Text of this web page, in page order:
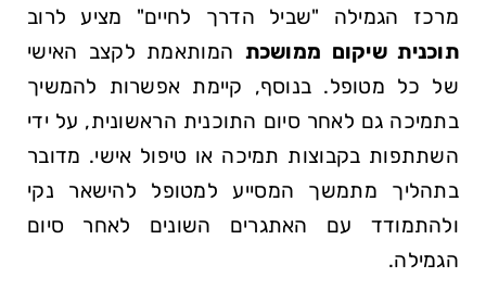
מרכז הגמילה "שביל הדרך לחיים" מציע לרוב
תוכנית שיקום ממושכת המותאמת לקצב האישי
של כל מטופל. בנוסף, קיימת אפשרות להמשיך
בתמיכה גם לאחר סיום התוכנית הראשונית, על ידי
השתתפות בקבוצות תמיכה או טיפול אישי. מדובר
בתהליך מתמשך המסייע למטופל להישאר נקי
ולהתמודד עם האתגרים השונים לאחר סיום
הגמילה.